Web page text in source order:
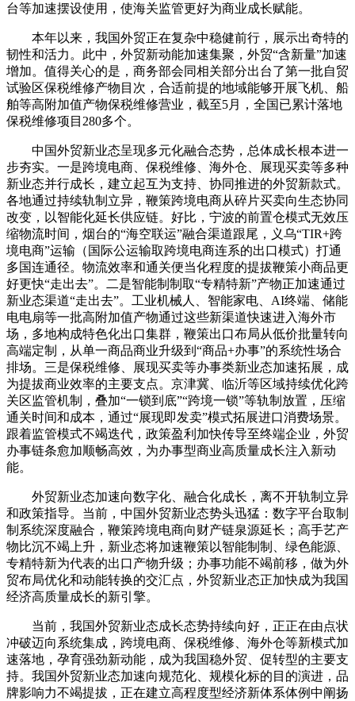
台等加速摆设使用，使海关监管更好为商业成长赋能。
本年以来，我国外贸正在复杂中稳健前行，展示出奇特的
韧性和活力。此中，外贸新动能加速集聚，外贸“含新量”加速
增加。值得关心的是，商务部会同相关部分出台了第一批自贸
试验区保税维修产物目次，合适前提的地域能够开展飞机、船
舶等高附加值产物保税维修营业，截至5月，全国已累计落地
保税维修项目280多个。
中国外贸新业态呈现多元化融合态势，总体成长根本进一
步夯实。一是跨境电商、保税维修、海外仓、展现买卖等多种
新业态并行成长，建立起互为支持、协同推进的外贸新款式。
各地通过持续轨制立异，鞭策跨境电商从碎片买卖向生态协同
改变，以智能化延长供应链。好比，宁波的前置仓模式无效压
缩物流时间，烟台的“海空联运”融合渠道跟尾，义乌“TIR+跨
境电商”运输（国际公运输取跨境电商连系的出口模式）打通
多国连通径。物流效率和通关便当化程度的提拔鞭策小商品更
好更快“走出去”。二是智能制制取“专精特新”产物正加速通过
新业态渠道“走出去”。工业机械人、智能家电、AI终端、储能
电电扇等一批高附加值产物通过这些新渠道快速进入海外市
场，多地构成特色化出口集群，鞭策出口布局从低价批量转向
高端定制，从单一商品商业升级到“商品+办事”的系统性场合
排场。三是保税维修、展现买卖等办事类新业态加速拓展，成
为提拔商业效率的主要支点。京津冀、临沂等区域持续优化跨
关区监管机制，叠加“一锁到底”“跨境一锁”等轨制放置，压缩
通关时间和成本，通过“展现即发卖”模式拓展进口消费场景。
跟着监管模式不竭迭代，政策盈利加快传导至终端企业，外贸
办事链条愈加顺畅高效，为办事型商业高质量成长注入新动
能。
外贸新业态加速向数字化、融合化成长，离不开轨制立异
和政策指导。当前，中国外贸新业态势头迅猛：数字平台取制
制系统深度融合，鞭策跨境电商向财产链泉源延长；高手艺产
物比沉不竭上升，新业态将加速鞭策以智能制制、绿色能源、
专精特新为代表的出口产物升级；办事功能不竭前移，做为外
贸布局优化和动能转换的交汇点，外贸新业态正加快成为我国
经济高质量成长的新引擎。
当前，我国外贸新业态成长态势持续向好，正正在由点状
冲破迈向系统集成，跨境电商、保税维修、海外仓等新模式加
速落地，孕育强劲新动能，成为我国稳外贸、促转型的主要支
持。我国外贸新业态加速向规范化、规模化标的目的演进，品
牌影响力不竭提拔，正在建立高程度型经济新体系体例中阐扬